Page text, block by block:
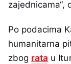
zajednicama“,
Po podacima
humanitarna
zbog rata u